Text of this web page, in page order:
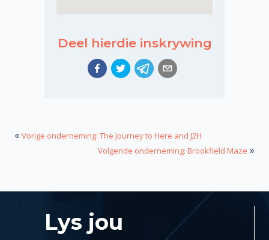
Deel hierdie inskrywing
« Vorige onderneming: The Journey to Here and J2H
Volgende onderneming: Brookfield Maze »
Lys jou